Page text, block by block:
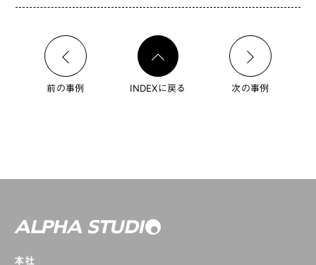
前の事例 INDEXに戻る 次の事例
本社